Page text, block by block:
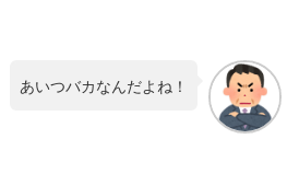
あいつバカなんだよね！